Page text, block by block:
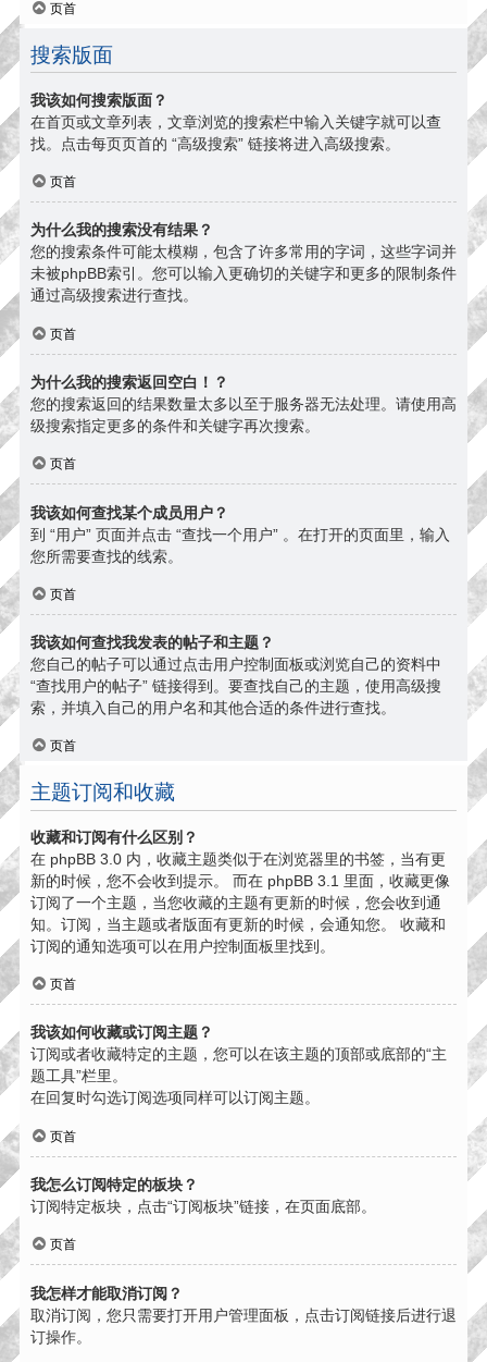
页首
搜索版面
我该如何搜索版面？
在首页或文章列表，文章浏览的搜索栏中输入关键字就可以查
找。点击每页页首的 “高级搜索” 链接将进入高级搜索。
页首
为什么我的搜索没有结果？
您的搜索条件可能太模糊，包含了许多常用的字词，这些字词并
未被phpBB索引。您可以输入更确切的关键字和更多的限制条件
通过高级搜索进行查找。
页首
为什么我的搜索返回空白！？
您的搜索返回的结果数量太多以至于服务器无法处理。请使用高
级搜索指定更多的条件和关键字再次搜索。
页首
我该如何查找某个成员用户？
到 “用户” 页面并点击 “查找一个用户” 。在打开的页面里，输入
您所需要查找的线索。
页首
我该如何查找我发表的帖子和主题？
您自己的帖子可以通过点击用户控制面板或浏览自己的资料中
“查找用户的帖子” 链接得到。要查找自己的主题，使用高级搜
索，并填入自己的用户名和其他合适的条件进行查找。
页首
主题订阅和收藏
收藏和订阅有什么区别？
在 phpBB 3.0 内，收藏主题类似于在浏览器里的书签，当有更
新的时候，您不会收到提示。 而在 phpBB 3.1 里面，收藏更像
订阅了一个主题，当您收藏的主题有更新的时候，您会收到通
知。订阅，当主题或者版面有更新的时候，会通知您。 收藏和
订阅的通知选项可以在用户控制面板里找到。
页首
我该如何收藏或订阅主题？
订阅或者收藏特定的主题，您可以在该主题的顶部或底部的“主
题工具”栏里。
在回复时勾选订阅选项同样可以订阅主题。
页首
我怎么订阅特定的板块？
订阅特定板块，点击“订阅板块”链接，在页面底部。
页首
我怎样才能取消订阅？
取消订阅，您只需要打开用户管理面板，点击订阅链接后进行退
订操作。